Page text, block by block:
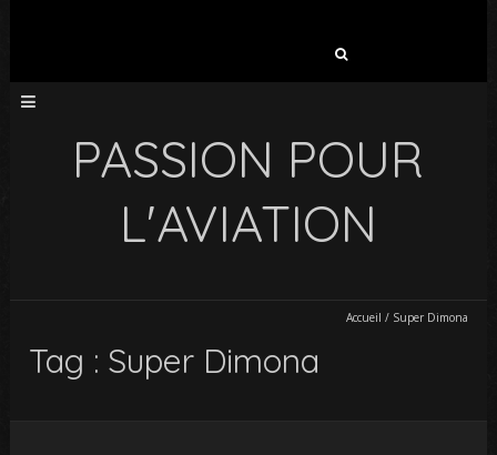
PASSION POUR
L'AVIATION
Accueil / Super Dimona
Tag : Super Dimona